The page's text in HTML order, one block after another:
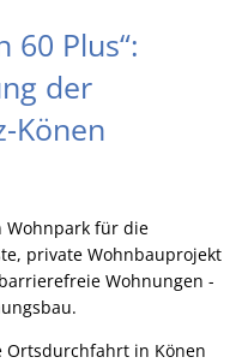
60 Plus“:
der
Könen
Wohnpark für die
private Wohnbauprojekt
Wohnungen -
Ortsdurchfahrt in Könen